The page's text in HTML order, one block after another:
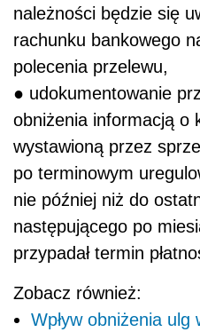
należności będzie się
rachunku bankowego
polecenia przelewu,
● udokumentowanie
obniżenia informacją o
wystawioną przez
po terminowym
nie później niż do
następującego po
przypadał termin
Zobacz również:
Wpływ obniżenia ulg